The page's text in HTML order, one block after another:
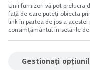
investitiilor
norma de venit
Unii furnizori vă pot prelucra
față de care puteți obiecta
link în partea de jos a
consimțământul în setările
Gestionați